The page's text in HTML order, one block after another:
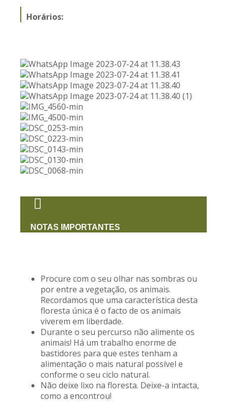
Horários:
NOTAS IMPORTANTES
Procure com o seu olhar nas sombras ou
por entre a vegetação, os animais.
Recordamos que uma característica desta
floresta única é o facto de os animais
viverem em liberdade.
Durante o seu percurso não alimente os
animais! Há um trabalho enorme de
bastidores para que estes tenham a
alimentação o mais natural possível e
conforme o seu ciclo natural.
Não deixe lixo na floresta. Deixe-a intacta,
como a encontrou!